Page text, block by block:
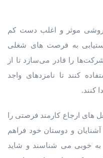
روشی موثر و اغلب دست کم
به فرصت های شغلی
را قادر می‌سازد تا از
کنند تا نامزدهای واجد
کنند.
ارجاع کارمند فرصتی را
و دوستان خود فراهم
به خوبی می شناسند و شاید